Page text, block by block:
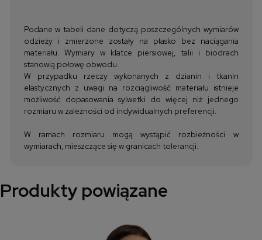
Podane w tabeli dane dotyczą poszczególnych wymiarów
odzieży i zmierzone zostały na płasko bez naciągania
materiału. Wymiary w klatce piersiowej, talii i biodrach
stanowią połowę obwodu.
W przypadku rzeczy wykonanych z dzianin i tkanin
elastycznych z uwagi na rozciągliwość materiału istnieje
możliwość dopasowania sylwetki do więcej niż jednego
rozmiaru w zależności od indywidualnych preferencji.
W ramach rozmiaru mogą wystąpić rozbieżności w
wymiarach, mieszczące się w granicach tolerancji.
Produkty powiązane